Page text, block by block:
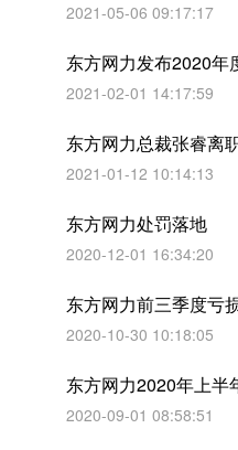
2021-05-06 09:17:17
东方网力发布2020年
2021-02-01 14:17:59
东方网力总裁张睿离
2021-01-12 10:14:13
东方网力处罚落地
2020-12-01 16:34:20
东方网力前三季度亏
2020-10-30 10:18:05
东方网力2020年上半
2020-09-01 08:58:51